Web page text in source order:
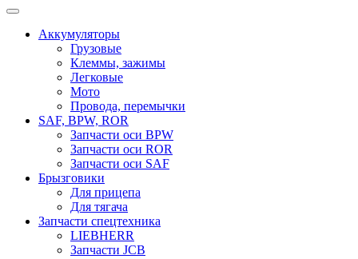
Аккумуляторы
Грузовые
Клеммы, зажимы
Легковые
Мото
Провода, перемычки
SAF, BPW, ROR
Запчасти оси BPW
Запчасти оси ROR
Запчасти оси SAF
Брызговики
Для прицепа
Для тягача
Запчасти спецтехника
LIEBHERR
Запчасти JCB